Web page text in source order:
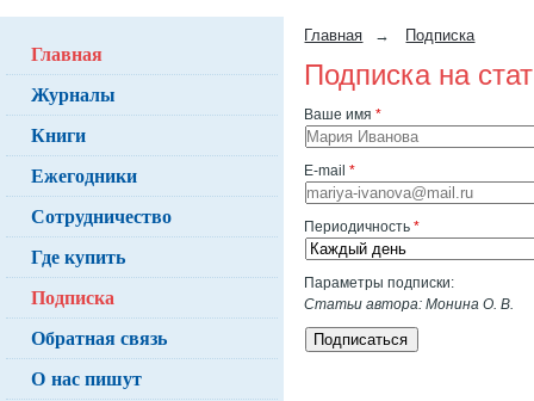
Главная → Подписка
Подписка на
Ваше имя*
E-mail*
Периодичность*
Параметры подписки:
Статьи автора: Монина О. В.
Подписаться
Главная
Журналы
Книги
Ежегодники
Сотрудничество
Где купить
Подписка
Обратная связь
О нас пишут